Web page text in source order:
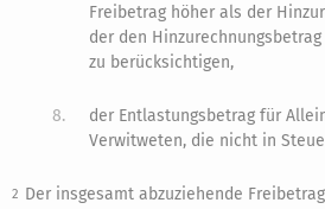
Freibetrag höher als der
der den
zu berücksichtigen,
8. der Entlastungsbetrag für
Verwitweten, die nicht in
2 Der insgesamt abzuziehende